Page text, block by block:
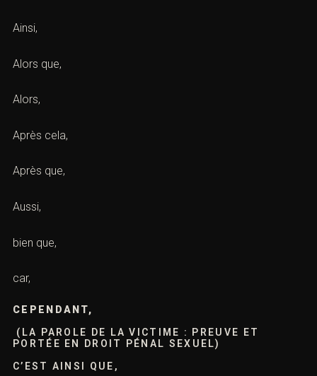
Ainsi,
Alors que,
Alors,
Après cela,
Après que,
Aussi,
bien que,
car,
CEPENDANT,
(LA PAROLE DE LA VICTIME : PREUVE ET
PORTÉE EN DROIT PÉNAL SEXUEL)
C’EST AINSI QUE,